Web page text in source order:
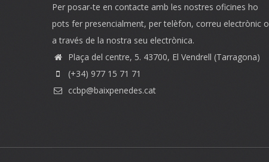
Per posar-te en contacte amb les nostres oficines ho
pots fer presencialment, per telèfon, correu electrònic o
a través de la nostra seu electrònica.
Plaça del centre, 5. 43700, El Vendrell (Tarragona)
(+34) 977 15 71 71
ccbp@baixpenedes.cat